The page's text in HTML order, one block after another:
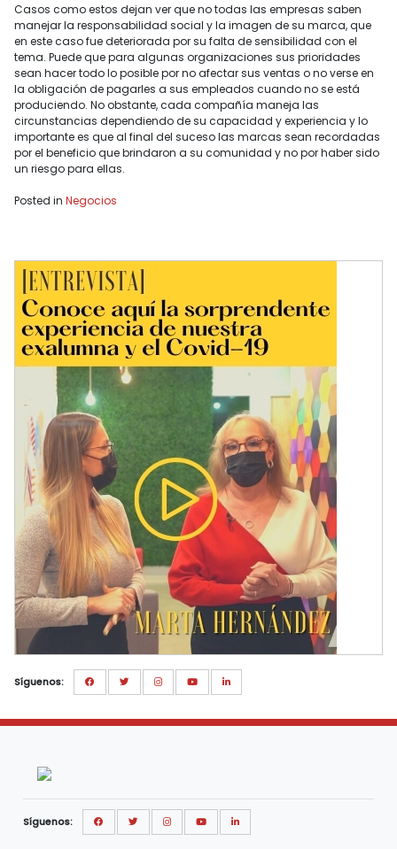
Casos como estos dejan ver que no todas las empresas saben
manejar la responsabilidad social y la imagen de su marca, que
en este caso fue deteriorada por su falta de sensibilidad con el
tema. Puede que para algunas organizaciones sus prioridades
sean hacer todo lo posible por no afectar sus ventas o no verse en
la obligación de pagarles a sus empleados cuando no se está
produciendo. No obstante, cada compañía maneja las
circunstancias dependiendo de su capacidad y experiencia y lo
importante es que al final del suceso las marcas sean recordadas
por el beneficio que brindaron a su comunidad y no por haber sido
un riesgo para ellas.
Posted in Negocios
Síguenos:
Síguenos: